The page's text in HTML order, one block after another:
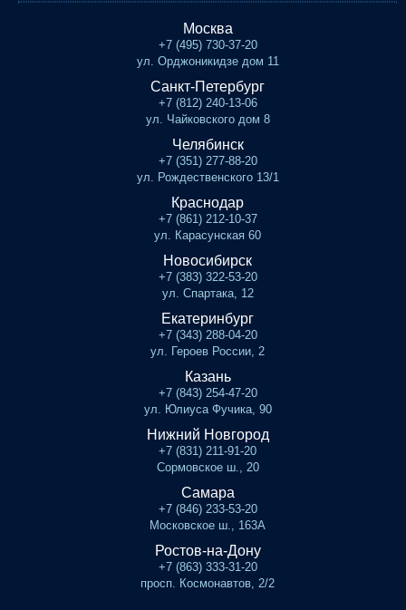
Москва
+7 (495) 730-37-20
ул. Орджоникидзе дом 11
Санкт-Петербург
+7 (812) 240-13-06
ул. Чайковского дом 8
Челябинск
+7 (351) 277-88-20
ул. Рождественского 13/1
Краснодар
+7 (861) 212-10-37
ул. Карасунская 60
Новосибирск
+7 (383) 322-53-20
ул. Спартака, 12
Екатеринбург
+7 (343) 288-04-20
ул. Героев России, 2
Казань
+7 (843) 254-47-20
ул. Юлиуса Фучика, 90
Нижний Новгород
+7 (831) 211-91-20
Сормовское ш., 20
Самара
+7 (846) 233-53-20
Московское ш., 163А
Ростов-на-Дону
+7 (863) 333-31-20
просп. Космонавтов, 2/2